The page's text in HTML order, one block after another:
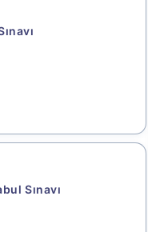
- 20.08.2026
Sınavı